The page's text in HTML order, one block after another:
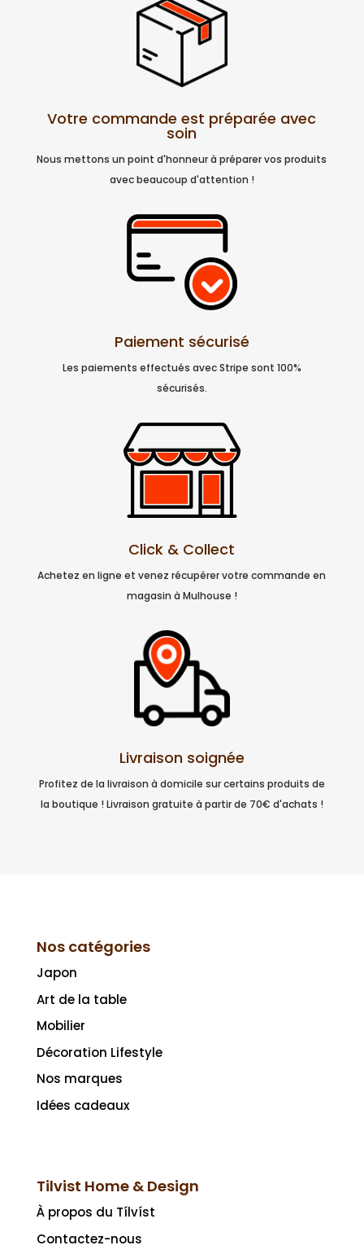
Votre commande est préparée avec
soin
Nous mettons un point d'honneur à préparer vos produits
avec beaucoup d'attention !
Paiement sécurisé
Les paiements effectués avec Stripe sont 100%
sécurisés.
Click & Collect
Achetez en ligne et venez récupérer votre commande en
magasin à Mulhouse !
Livraison soignée
Profitez de la livraison à domicile sur certains produits de
la boutique ! Livraison gratuite à partir de 70€ d'achats !
Nos catégories
Japon
Art de la table
Mobilier
Décoration Lifestyle
Nos marques
Idées cadeaux
Tilvist Home & Design
À propos du Tílvíst
Contactez-nous